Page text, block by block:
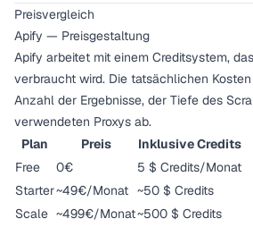
Preisvergleich
Apify — Preisgestaltung
Apify arbeitet mit einem Creditsystem,
verbraucht wird. Die tatsächlichen
Anzahl der Ergebnisse, der Tiefe des
verwendeten Proxys ab.
Plan
Preis
Inklusive Credits
Free
0€
5 $ Credits/Monat
Starter~49€/Monat ~50 $ Credits
Scale ~499€/Monat~500 $ Credits